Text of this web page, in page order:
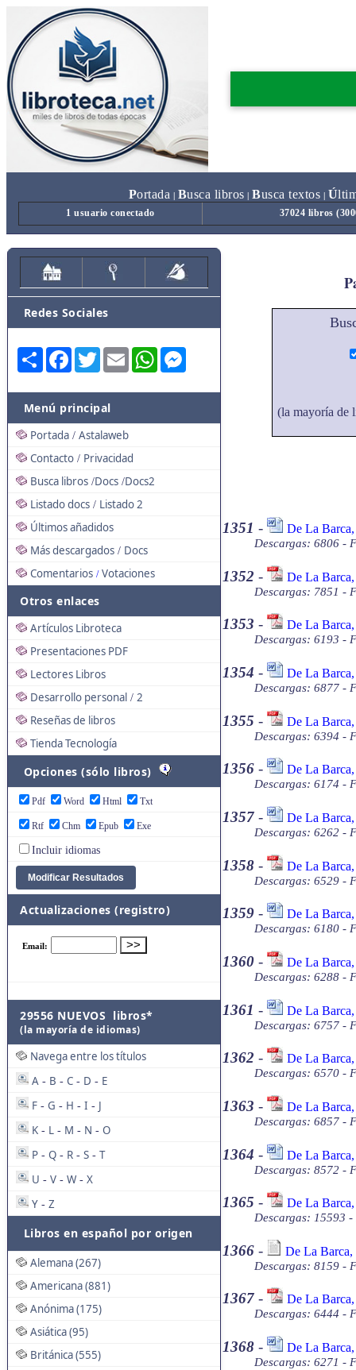
Portada Busca libros Busca textos Ú
1 usuario conectado 37024 libros
Redes Sociales
Share FacebookTwitterEmail WhatsApp
Menú principal
Portada / Astalaweb
Contacto / Privacidad
Busca libros /Docs /Docs2
Listado docs / Listado 2
Últimos añadidos
Más descargados / Docs
Comentarios / Votaciones
Otros enlaces
Artículos Libroteca
Presentaciones PDF
Lectores Libros
Desarrollo personal / 2
Reseñas de libros
Tienda Tecnología
Opciones (sólo libros)
Pdf Word Html Txt
Rtf Chm Epub Exe
Incluir idiomas
Actualizaciones (registro)
29556 NUEVOS libros*
(la mayoría de idiomas)
Navega entre los títulos
A - B - C - D - E
F - G - H - I - J
K - L - M - N - O
P - Q - R - S - T
U - V - W - X
Y - Z
Libros en español por origen
Alemana (267)
Americana (881)
Anónima (175)
Asiática (95)
Británica (555)
(la mayoría de
1351 - De La
Descargas: 6806 -
1352 - De La
Descargas: 7851 -
1353 - De La
Descargas: 6193 -
1354 - De La
Descargas: 6877 -
1355 - De La
Descargas: 6394 -
1356 - De La
Descargas: 6174 -
1357 - De La
Descargas: 6262 -
1358 - De La
Descargas: 6529 -
1359 - De La
Descargas: 6180 -
1360 - De La
Descargas: 6288 -
1361 - De La
Descargas: 6757 -
1362 - De La
Descargas: 6570 -
1363 - De La
Descargas: 6857 -
1364 - De La
Descargas: 8572 -
1365 - De La
Descargas: 15593
1366 - De La Barca,
Descargas: 8159 -
1367 - De La
Descargas: 6444 -
1368 - De La
Descargas: 6271 -